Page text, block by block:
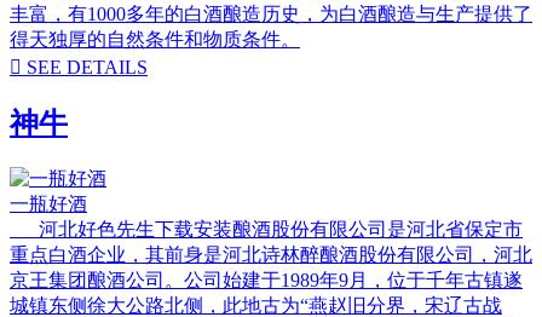
丰富，有1000多年的白酒酿造历史，为白酒酿造与生产提供了
得天独厚的自然条件和物质条件。
 SEE DETAILS
神牛
一瓶好酒
河北好色先生下载安装酿酒股份有限公司是河北省保定市
重点白酒企业，其前身是河北诗林醉酿酒股份有限公司，河北
京王集团酿酒公司。公司始建于1989年9月，位于千年古镇遂
城镇东侧徐大公路北侧，此地古为“燕赵旧分界，宋辽古战